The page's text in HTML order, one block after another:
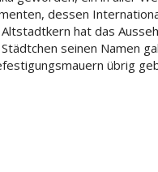
dessen
hat das
seinen Namen
übrig